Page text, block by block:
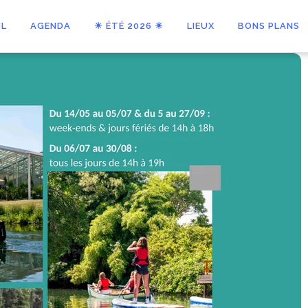
AGENDA ☀ ÉTÉ 2026 ☀ LIEUX BONS PLANS